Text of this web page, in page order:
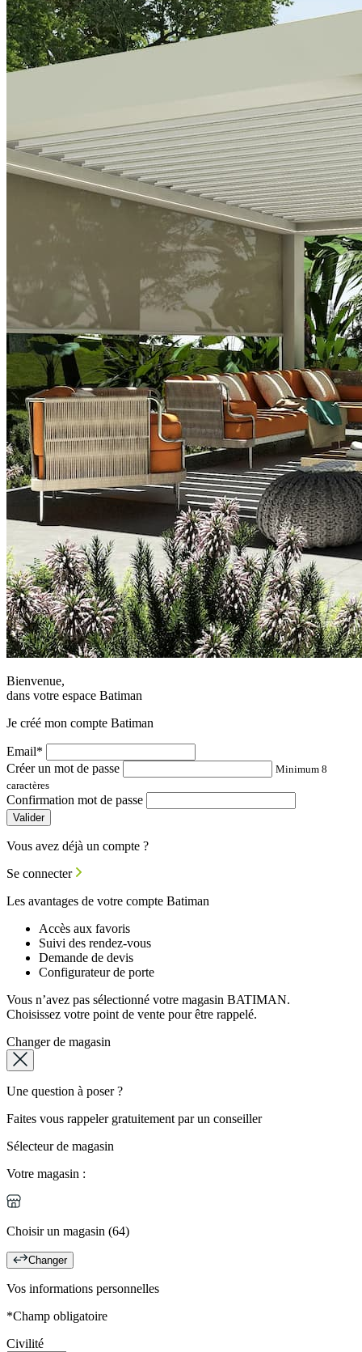
Bienvenue,
dans votre espace Batiman
Je créé mon compte Batiman
Email*
Créer un mot de passe
Minimum 8
caractères
Confirmation mot de passe
Valider
Vous avez déjà un compte ?
Se connecter
Les avantages de votre compte Batiman
Accès aux favoris
Suivi des rendez-vous
Demande de devis
Configurateur de porte
Vous n’avez pas sélectionné votre magasin BATIMAN.
Choisissez votre point de vente pour être rappelé.
Changer de magasin
Une question à poser ?
Faites vous rappeler gratuitement par un conseiller
Sélecteur de magasin
Votre magasin :
Choisir un magasin (64)
Changer
Vos informations personnelles
*Champ obligatoire
Civilité